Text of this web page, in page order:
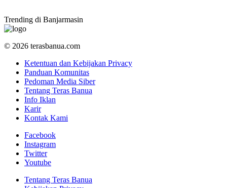
Trending di Banjarmasin
© 2026 terasbanua.com
Ketentuan dan Kebijakan Privacy
Panduan Komunitas
Pedoman Media Siber
Tentang Teras Banua
Info Iklan
Karir
Kontak Kami
Facebook
Instagram
Twitter
Youtube
Tentang Teras Banua